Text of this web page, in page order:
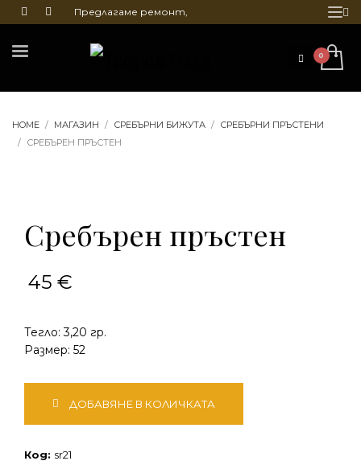
Предлагаме ремонт,
на бижута
HOME МАГАЗИН СРЕБЪРНИ БИЖУТА
СРЕБЪРНИ ПРЪСТЕНИ
СРЕБЪРЕН ПРЪСТЕН
Сребърен пръстен
45 €
Тегло: 3,20 гр.
Размер: 52
Сребърен
ДОБАВЯНЕ В КОЛИЧКАТА
Код: sr21